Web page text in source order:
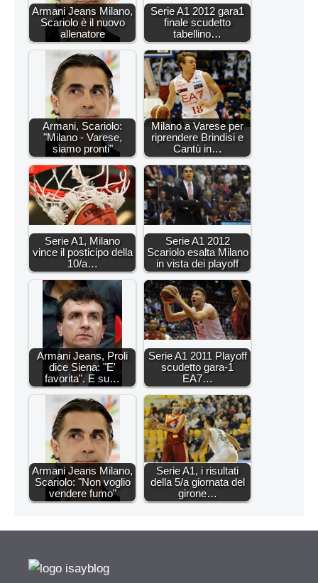
Armani Jeans Milano,
Scariolo è il nuovo
allenatore
Serie A1 2012 gara1
finale scudetto
tabellino…
Armani, Scariolo:
"Milano - Varese,
siamo pronti"
Milano a Varese per
riprendere Brindisi e
Cantù in…
Serie A1, Milano
vince il posticipo della
10/a…
Serie A1 2012
Scariolo esalta Milano
in vista dei playoff
Armani Jeans, Proli
dice Siena: "E'
favorita". E su…
Serie A1 2011 Playoff
scudetto gara-1
EA7…
Armani Jeans Milano,
Scariolo: "Non voglio
vendere fumo"
Serie A1, i risultati
della 5/a giornata del
girone…